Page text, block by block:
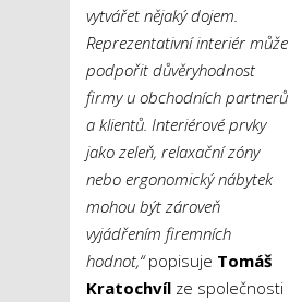
vytvářet nějaký dojem.
Reprezentativní interiér může
podpořit důvěryhodnost
firmy u obchodních partnerů
a klientů. Interiérové prvky
jako zeleň, relaxační zóny
nebo ergonomický nábytek
mohou být zároveň
vyjádřením firemních
hodnot,“popisuje Tomáš
Kratochvíl ze společnosti